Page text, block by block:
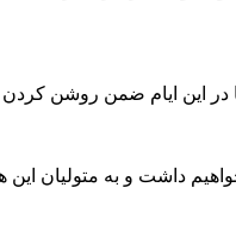
این ایام ضمن روشن
داشت و به متولیان